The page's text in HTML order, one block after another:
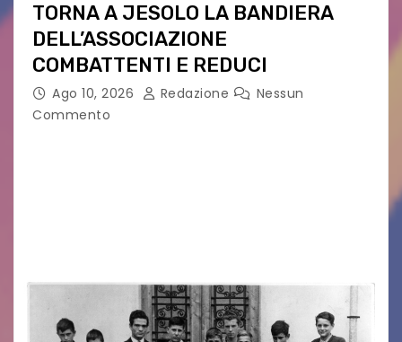
TORNA A JESOLO LA BANDIERA
DELL’ASSOCIAZIONE
COMBATTENTI E REDUCI
Ago 10, 2026 Redazione
Nessun
Commento